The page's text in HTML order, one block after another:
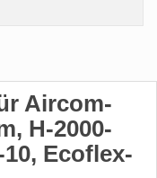
Aircom-
H-2000-
Ecoflex-